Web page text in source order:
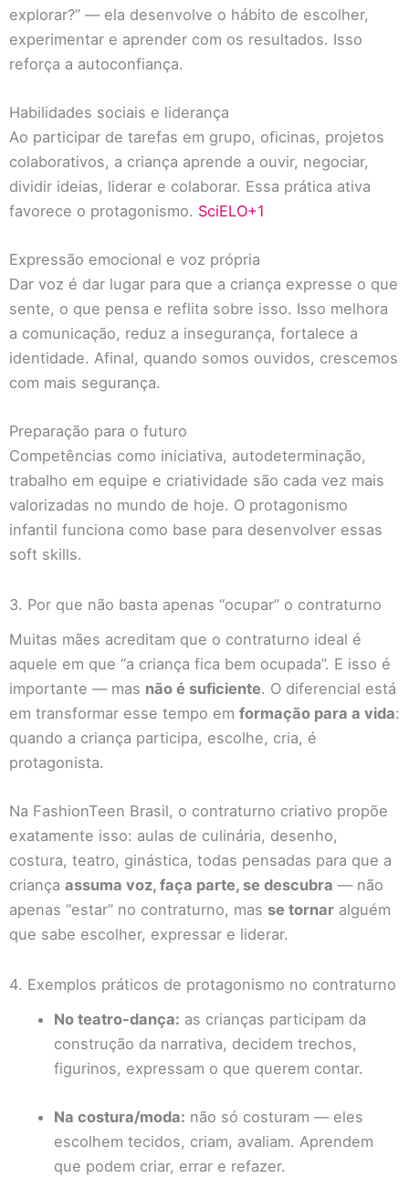
explorar?” — ela desenvolve o hábito de escolher,
experimentar e aprender com os resultados. Isso
reforça a autoconfiança.
Habilidades sociais e liderança
Ao participar de tarefas em grupo, oficinas, projetos
colaborativos, a criança aprende a ouvir, negociar,
dividir ideias, liderar e colaborar. Essa prática ativa
favorece o protagonismo. SciELO+1
Expressão emocional e voz própria
Dar voz é dar lugar para que a criança expresse o que
sente, o que pensa e reflita sobre isso. Isso melhora
a comunicação, reduz a insegurança, fortalece a
identidade. Afinal, quando somos ouvidos, crescemos
com mais segurança.
Preparação para o futuro
Competências como iniciativa, autodeterminação,
trabalho em equipe e criatividade são cada vez mais
valorizadas no mundo de hoje. O protagonismo
infantil funciona como base para desenvolver essas
soft skills.
3. Por que não basta apenas “ocupar” o contraturno
Muitas mães acreditam que o contraturno ideal é
aquele em que “a criança fica bem ocupada”. E isso é
importante — mas não é suficiente. O diferencial está
em transformar esse tempo em formação para a vida:
quando a criança participa, escolhe, cria, é
protagonista.
Na FashionTeen Brasil, o contraturno criativo propõe
exatamente isso: aulas de culinária, desenho,
costura, teatro, ginástica, todas pensadas para que a
criança assuma voz, faça parte, se descubra — não
apenas “estar” no contraturno, mas se tornar alguém
que sabe escolher, expressar e liderar.
4. Exemplos práticos de protagonismo no contraturno
No teatro-dança: as crianças participam da
construção da narrativa, decidem trechos,
figurinos, expressam o que querem contar.
Na costura/moda: não só costuram — eles
escolhem tecidos, criam, avaliam. Aprendem
que podem criar, errar e refazer.